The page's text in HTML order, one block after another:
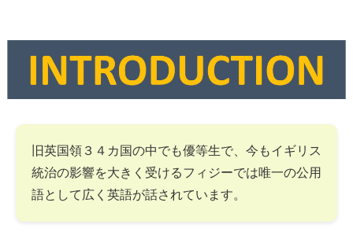
旧英国領３４カ国の中でも優等生で、今もイギリス
統治の影響を大きく受けるフィジーでは唯一の公用
語として広く英語が話されています。